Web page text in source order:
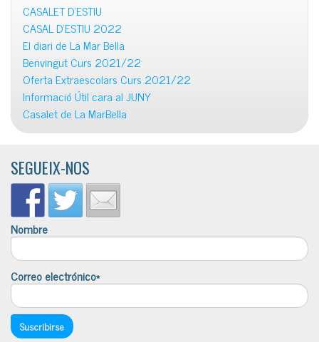
CASALET D’ESTIU
CASAL D’ESTIU 2022
El diari de La Mar Bella
Benvingut Curs 2021/22
Oferta Extraescolars Curs 2021/22
Informació Útil cara al JUNY
Casalet de La MarBella
SEGUEIX-NOS
Nombre
Correo electrónico*